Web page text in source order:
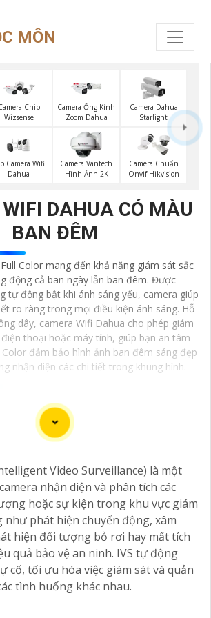
MÔN
Chip
Wizsense
Camera Ống Kính
Zoom Dahua
Camera Dahua
Starlight
Camera Wifi
Dahua
Camera Vantech
Hình Ảnh 2K
Camera Chuẩn
Onvif Hikvision
DAHUA CÓ MÀU
BAN ĐÊM
Color mang đến khả năng giám sát sắc
động cả ban ngày lẫn ban đêm. Được
tự động bật khi ánh sáng yếu, camera giúp
rõ ràng trong mọi điều kiện ánh sáng. Hỗ
dây, camera Wifi Dahua cho phép giám
thoại hoặc máy tính, giúp bạn an tâm
Color đảm bảo hình ảnh ban đêm sáng đẹp
nhận diện các chi tiết trong khung hình.
TiOC là một loại camera an ninh
Object Classification). Được thiết
ảnh sắt nét và chất lượng cao
ánh sáng, camera TiOC là sự lựa
vệ ngôi nhà hay doanh nghiệp
camera có khả năng phân biệt rõ
vật thể khác, giúp hạn chế tối đa
gửi cảnh báo khi phát hiện sự việc
Video Surveillance) là một
nhận diện và phân tích các
hoặc sự kiện trong khu vực giám
như phát hiện chuyển động, xâm
hiện đối tượng bỏ rơi hay mất tích
quả bảo vệ an ninh. IVS tự động
cố, tối ưu hóa việc giám sát và quản
tình huống khác nhau.